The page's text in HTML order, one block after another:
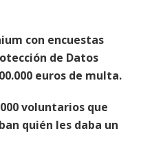
con encuestas
de Datos
euros de multa.
voluntarios que
quién les daba un